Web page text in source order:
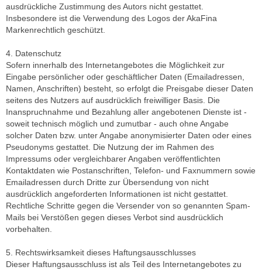
ausdrückliche Zustimmung des Autors nicht gestattet.
Insbesondere ist die Verwendung des Logos der AkaFina
Markenrechtlich geschützt.
4. Datenschutz
Sofern innerhalb des Internetangebotes die Möglichkeit zur
Eingabe persönlicher oder geschäftlicher Daten (Emailadressen,
Namen, Anschriften) besteht, so erfolgt die Preisgabe dieser Daten
seitens des Nutzers auf ausdrücklich freiwilliger Basis. Die
Inanspruchnahme und Bezahlung aller angebotenen Dienste ist -
soweit technisch möglich und zumutbar - auch ohne Angabe
solcher Daten bzw. unter Angabe anonymisierter Daten oder eines
Pseudonyms gestattet. Die Nutzung der im Rahmen des
Impressums oder vergleichbarer Angaben veröffentlichten
Kontaktdaten wie Postanschriften, Telefon- und Faxnummern sowie
Emailadressen durch Dritte zur Übersendung von nicht
ausdrücklich angeforderten Informationen ist nicht gestattet.
Rechtliche Schritte gegen die Versender von so genannten Spam-
Mails bei Verstößen gegen dieses Verbot sind ausdrücklich
vorbehalten.
5. Rechtswirksamkeit dieses Haftungsausschlusses
Dieser Haftungsausschluss ist als Teil des Internetangebotes zu